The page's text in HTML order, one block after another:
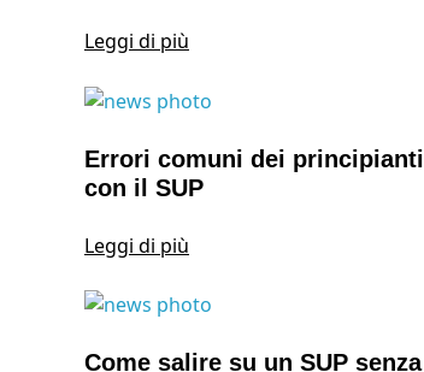
Leggi di più
Errori comuni dei principianti
con il SUP
Leggi di più
Come salire su un SUP senza